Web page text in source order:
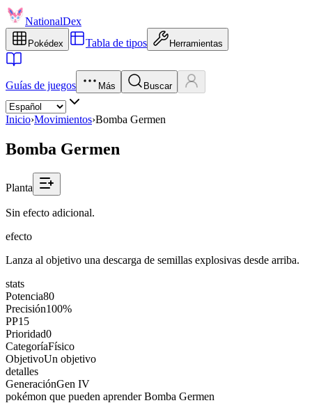
NationalDex
Pokédex Tabla de tipos Herramientas
Guías de juegos Más Buscar
Inicio›Movimientos›Bomba Germen
Bomba Germen
Planta
Sin efecto adicional.
efecto
Lanza al objetivo una descarga de semillas explosivas desde arriba.
stats
Potencia80
Precisión100%
PP15
Prioridad0
CategoríaFísico
ObjetivoUn objetivo
detalles
GeneraciónGen IV
pokémon que pueden aprender Bomba Germen